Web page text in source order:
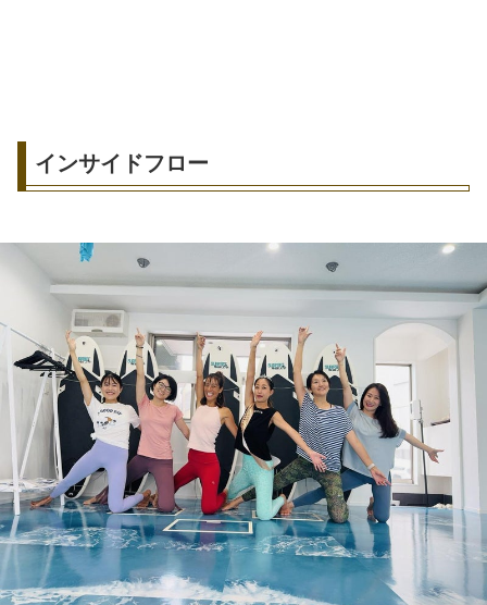
インサイドフロー